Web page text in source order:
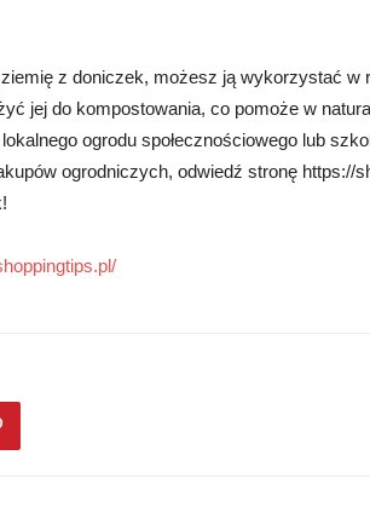
z doniczek, możesz ją wykorzystać w
jej do kompostowania, co pomoże w
ogrodu społecznościowego lub
ogrodniczych, odwiedź stronę https://